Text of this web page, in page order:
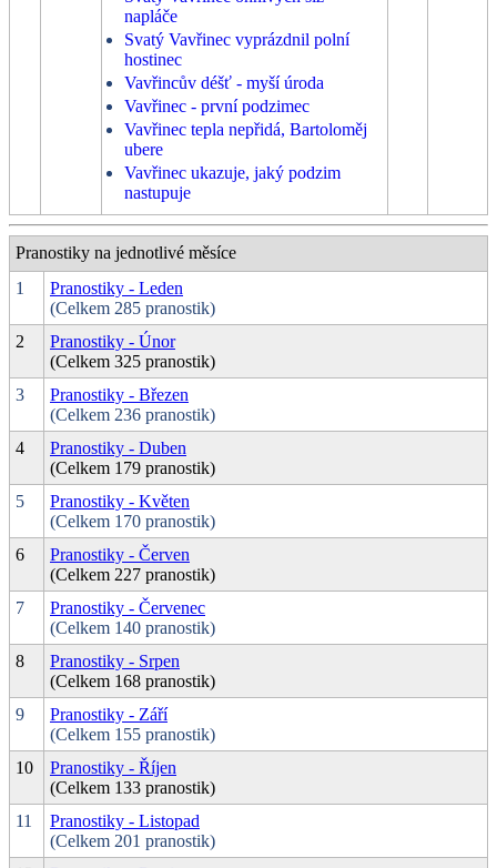
napláče
Svatý Vavřinec vyprázdnil polní
hostinec
Vavřincův déšť - myší úroda
Vavřinec - první podzimec
Vavřinec tepla nepřidá, Bartoloměj
ubere
Vavřinec ukazuje, jaký podzim
nastupuje
Pranostiky na jednotlivé měsíce
1
Pranostiky - Leden
(Celkem 285 pranostik)
2
Pranostiky - Únor
(Celkem 325 pranostik)
3
Pranostiky - Březen
(Celkem 236 pranostik)
4
Pranostiky - Duben
(Celkem 179 pranostik)
5
Pranostiky - Květen
(Celkem 170 pranostik)
6
Pranostiky - Červen
(Celkem 227 pranostik)
7
Pranostiky - Červenec
(Celkem 140 pranostik)
8
Pranostiky - Srpen
(Celkem 168 pranostik)
9
Pranostiky - Září
(Celkem 155 pranostik)
10
Pranostiky - Říjen
(Celkem 133 pranostik)
11
Pranostiky - Listopad
(Celkem 201 pranostik)